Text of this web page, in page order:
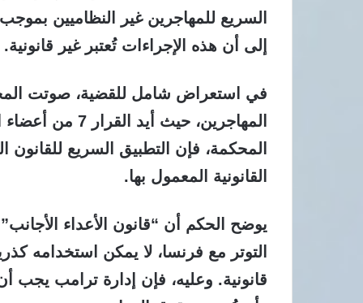
إلى أن هذه الإجراءات تُعتبر غير قانونية.
في استعراض شامل للقضية، صوتت
المحكمة، فإن التطبيق السريع
القانونية المعمول بها.
التوتر مع فرنسا، لا يمكن استخدامه
قانونية. وعليه، فإن إدارة ترامب يجب أن